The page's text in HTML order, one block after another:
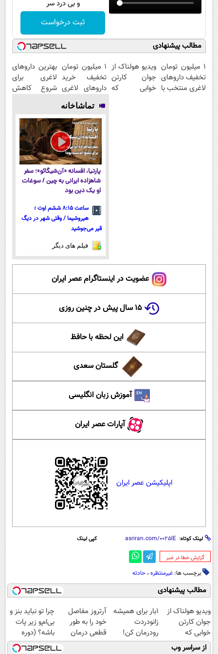
و بی درد سر
ثبت درخواست
مطالب پیشنهادی
۱ میلیون تومان
تخفیف داروهای
لاغری منتخب با
ویدیو هولناک از
جوان کارتن
خوابی که
1 میلیون تومان
تخفیف خرید
داروهای لاغری
با ارسال از
داروخانه و پک
یخ!
بهترین داروهای
لاغری برای
شروع کاهش
نزدیکت!
تماشاخانه
پارتیا، افسانه «آن‌شیگائو»؛ سفر
شاهزاده ایرانی به چین / سوغات
او یک دین بود
ساعت ۸:۱۵ ششم اوت ؛
هیروشیما / وقتی شهر در دیگ
قیر می‌جوشید
فیلم های دیگر
عضویت در اینستاگرام عصر ایران
۱۵ سال پیش در چنین روزی
این لحظه با حافظ
گلستان سعدی
آموزش زبان انگلیسی
آپارات عصر ایران
اپلیکیشن عصر ایران
لینک کوتاه: کپی لینک
‌گزارش خطا در خبر
برچسب ها: غیرمنتظره ، حادثه
مطالب پیشنهادی
ویدیو هولناک از
جوان کارتن
خوابی که
میلیاردر شد.
1بار برای همیشه
زانودردت
رودرمان کن!
(تکنولوژی آلمان)
آرتروز مفاصل
خود را به طور
قطعی درمان
کنید!
چرا تو نباید بنز و
بی‌ام‌و زیر پات
باشه؟ (دوره
رایگان درآمد
از سراسر وب